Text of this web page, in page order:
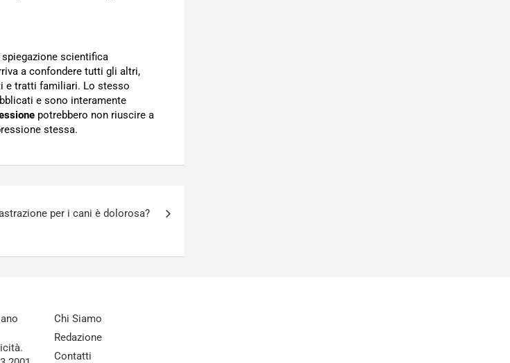
scientifica
a confondere tutti gli altri,
e tratti familiari. Lo stesso
e sono interamente
potrebbero non riuscire a
stessa.
per i cani è dolorosa?
Chi Siamo
Redazione
Contatti